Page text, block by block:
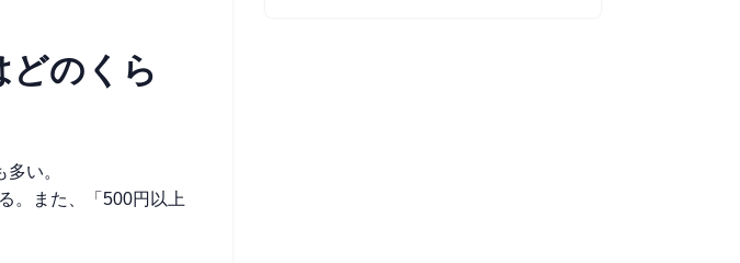
どのくら
い。
。また、「500円以上